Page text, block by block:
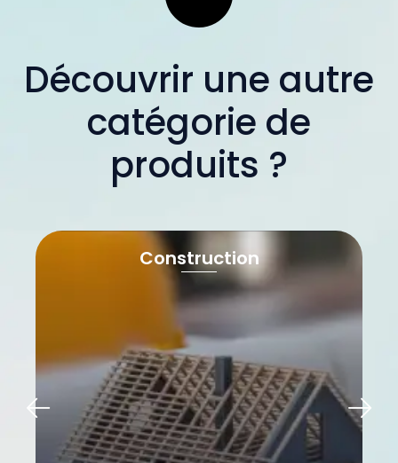
Découvrir une autre
catégorie de
produits ?
Construction